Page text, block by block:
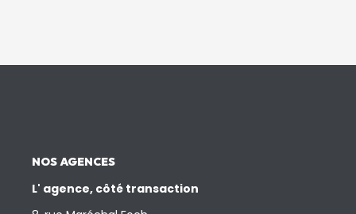
NOS AGENCES
L' agence, côté transaction